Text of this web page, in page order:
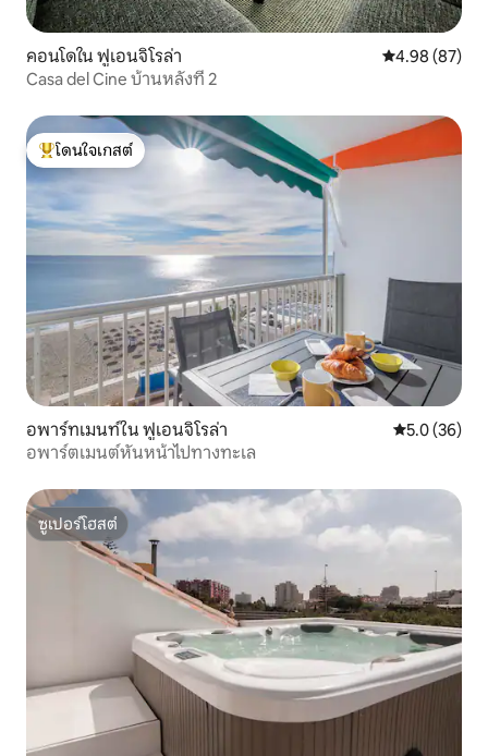
คอนโดใน ฟูเอนจิโรล่า คะแนนเฉลี่ย
4.98 (87)
Casa del Cine บ้านหลังที่ 2
โดนใจเกสต์ที่สุด
โดนใจเกสต์
อพาร์ทเมนท์ใน ฟูเอนจิโรล่า คะแนนเฉลี่ย
5.0 (36)
อพาร์ตเมนต์หันหน้าไปทางทะเล
ซูเปอร์โฮสต์
ซูเปอร์โฮสต์